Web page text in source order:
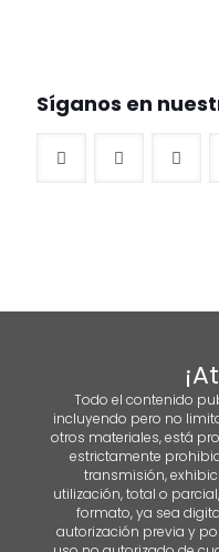
Síganos en
Todo el contenido
incluyendo pero no
otros materiales, está
estrictamente
transmisión,
utilización, total o
formato, ya sea
autorización previa y